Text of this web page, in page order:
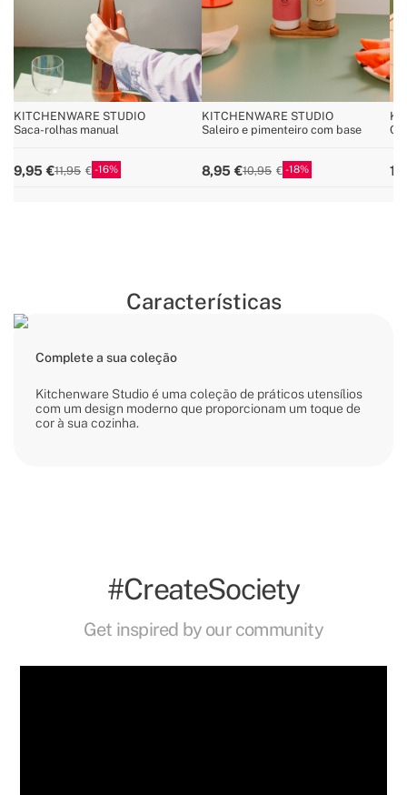
KITCHENWARE STUDIO
Saca-rolhas manual
9,95 11,95 16
KITCHENWARE STUDIO
Saleiro e pimenteiro com base
8,95 10,95 18
Características
Complete a sua coleção
Kitchenware Studio é uma coleção de práticos utensílios
com um design moderno que proporcionam um toque de
cor à sua cozinha.
#CreateSociety
Get inspired by our community